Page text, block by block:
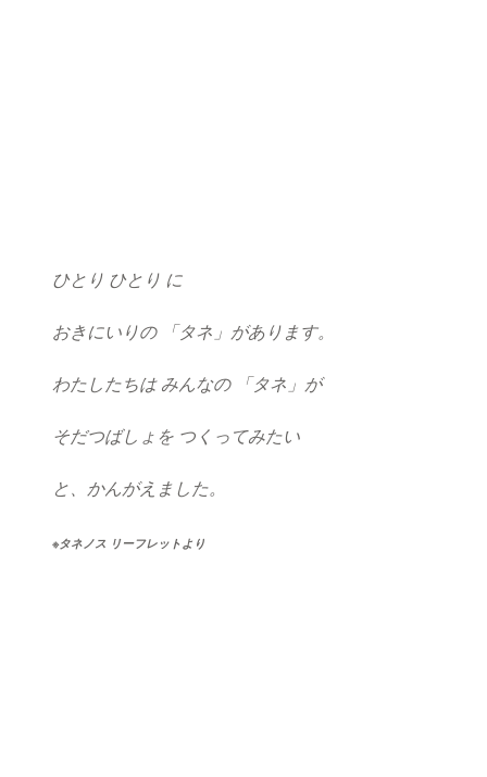
ひとり ひとり に
おきにいりの 「タネ」があります。
わたしたちは みんなの 「タネ」が
そだつばしょを つくってみたい
と、かんがえました。
※タネノス リーフレットより